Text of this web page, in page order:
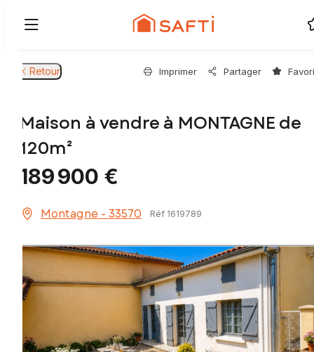
Retour Imprimer Partager
Maison à vendre à MONTAGNE de
120m²
189 900 €
Montagne - 33570 Réf 1619789